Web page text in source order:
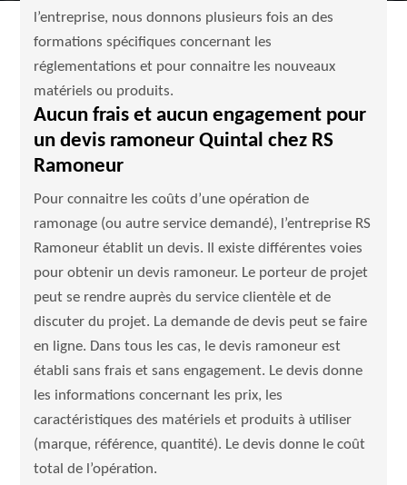
l’entreprise, nous donnons plusieurs fois an des
formations spécifiques concernant les
réglementations et pour connaitre les nouveaux
matériels ou produits.
Aucun frais et aucun engagement pour
un devis ramoneur Quintal chez RS
Ramoneur
Pour connaitre les coûts d’une opération de
ramonage (ou autre service demandé), l’entreprise RS
Ramoneur établit un devis. Il existe différentes voies
pour obtenir un devis ramoneur. Le porteur de projet
peut se rendre auprès du service clientèle et de
discuter du projet. La demande de devis peut se faire
en ligne. Dans tous les cas, le devis ramoneur est
établi sans frais et sans engagement. Le devis donne
les informations concernant les prix, les
caractéristiques des matériels et produits à utiliser
(marque, référence, quantité). Le devis donne le coût
total de l’opération.